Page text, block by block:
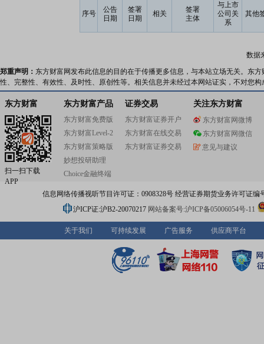
序号
公告
日期
签署
日期
相关
签署
主体
与上市
公司关
系
其他
数据
郑重声明： 东方财富网发布此信息的目的在于传播更多信息，与本站立场无关。东
性、完整性、有效性、及时性、原创性等。相关信息并未经过本网站证实，不对您
东方财富
扫一扫下载
APP
东方财富产品
东方财富免费版
东方财富Level-2
东方财富策略版
妙想投研助理
Choice金融终端
证券交易
东方财富证券开户
东方财富在线交易
东方财富证券交易
关注东方财富
东方财富网微博
东方财富网微信
意见与建议
信息网络传播视听节目许可证：0908328号 经营证券期货业务许可证编
沪ICP证:沪B2-20070217 网站备案号:沪ICP备05006054号-11
关于我们 可持续发展 广告服务 供应商平台